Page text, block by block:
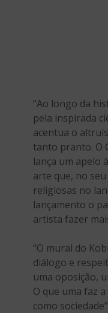
“Ao longo da
pela inspirada
acentua o
tanto pranto. O
lança um apelo
arte que, no
religiosas no
lançamento o
artista fazer
“O mural do
diálogo e
uma oposição,
O que uma faz
como